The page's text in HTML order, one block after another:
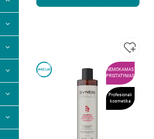
NEMOKAMAS
PRISTATYMAS
Profesionali
kosmetika